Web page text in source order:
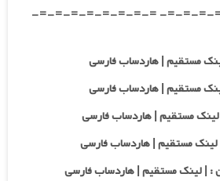
-=-=-=-=-=-=-=-=-=-=- =-